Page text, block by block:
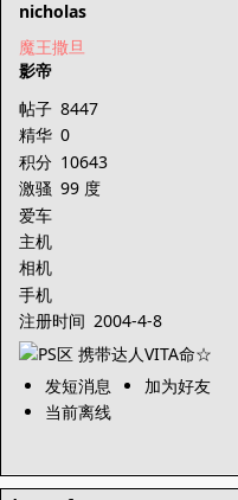
nicholas
魔王撒旦
影帝
帖子 8447
精华 0
积分 10643
激骚 99 度
爱车
主机
相机
手机
注册时间 2004-4-8
发短消息
加为好友
当前离线